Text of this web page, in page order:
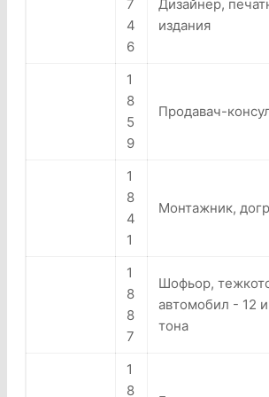
7
4
6
Дизайнер,
издания
1
8
5
9
Продавач-
1
8
4
1
Монтажник,
1
8
8
7
Шофьор,
автомобил - 12
тона
1
8